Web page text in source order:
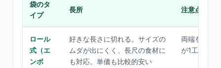
袋のタ
イプ
長所 注意点
ロール
式（エ
ンボ
好きな長さに切れる。サイズの
ムダが出にくく、長尺の食材に
も対応。単価も比較的安い
両端をシー
が1工程増え